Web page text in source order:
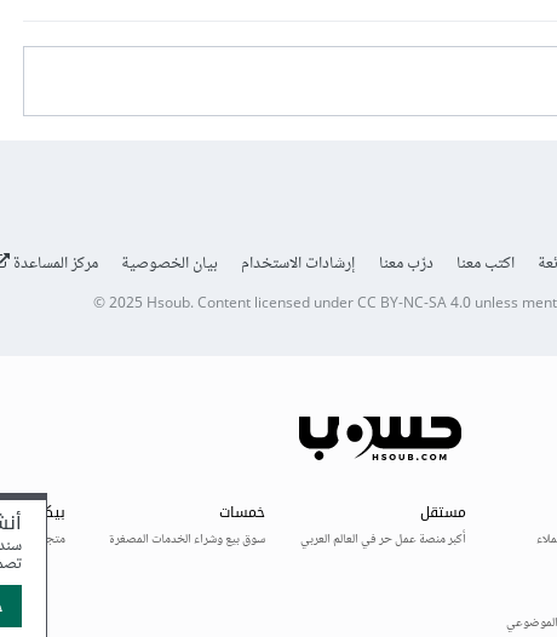
اكتب معنا درّب معنا إرشادات الاستخدام بيان الخصوصية مركز المساعدة
© 2025 Hsoub.Content licensed underCC BY-NC-SA 4.0unless